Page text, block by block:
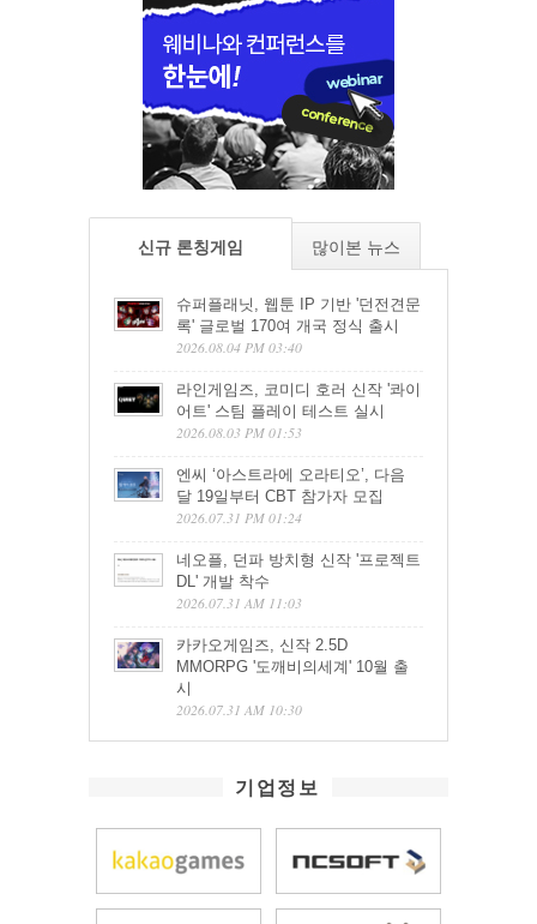
신규 론칭게임 많이본 뉴스
슈퍼플래닛, 웹툰 IP 기반 '던전견문
록' 글로벌 170여 개국 정식 출시
2026.08.04 PM 03:40
라인게임즈, 코미디 호러 신작 '콰이
어트' 스팀 플레이 테스트 실시
2026.08.03 PM 01:53
엔씨 ‘아스트라에 오라티오’, 다음
달 19일부터 CBT 참가자 모집
2026.07.31 PM 01:24
네오플, 던파 방치형 신작 '프로젝트
DL' 개발 착수
2026.07.31 AM 11:03
카카오게임즈, 신작 2.5D
MMORPG '도깨비의세계' 10월 출
시
2026.07.31 AM 10:30
기업정보